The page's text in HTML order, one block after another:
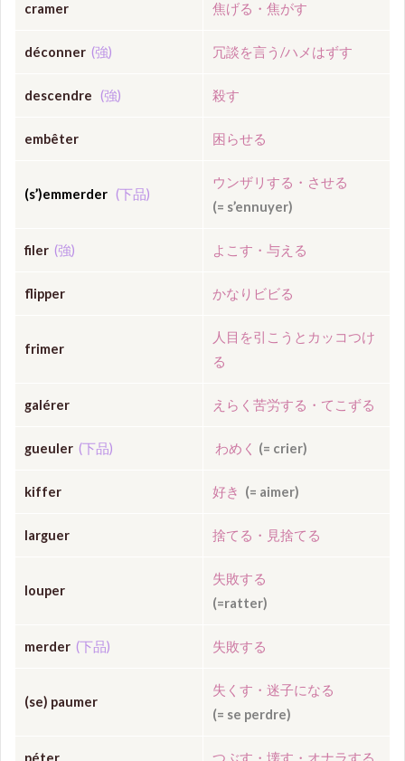
cramer 焦げる・焦がす
déconner (強) 冗談を言う/ハメはずす
descendre (強) 殺す
embêter 困らせる
(s’)emmerder (下品)
ウンザリする・させる
(= s’ennuyer)
filer (強) よこす・与える
flipper かなりビビる
frimer
人目を引こうとカッコつけ
る
galérer えらく苦労する・てこずる
gueuler (下品) わめく (= crier)
kiffer 好き (= aimer)
larguer 捨てる・見捨てる
louper
失敗する
(=ratter)
merder (下品) 失敗する
(se) paumer
失くす・迷子になる
(= se perdre)
péter つぶす・壊す・ オナラする